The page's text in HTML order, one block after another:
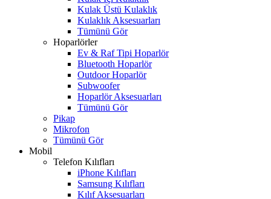
Kulak Üstü Kulaklık
Kulaklık Aksesuarları
Tümünü Gör
Hoparlörler
Ev & Raf Tipi Hoparlör
Bluetooth Hoparlör
Outdoor Hoparlör
Subwoofer
Hoparlör Aksesuarları
Tümünü Gör
Pikap
Mikrofon
Tümünü Gör
Mobil
Telefon Kılıfları
iPhone Kılıfları
Samsung Kılıfları
Kılıf Aksesuarları